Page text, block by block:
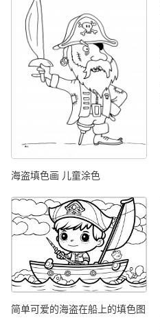
海盗填色画 儿童涂色
简单可爱的海盗在船上的填色图